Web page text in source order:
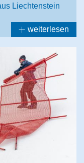
Liechtenstein
weiterlesen